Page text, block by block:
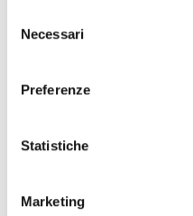
delNecessari
Preferenze
Statistiche
Marketing
Kit Anticellulite